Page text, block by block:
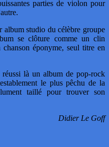
parties de violon pour
album studio du célèbre groupe
se clôture comme un clin
éponyme, seul titre en
là un album de pop-rock
le plus pêchu de la
taillé pour trouver son
Didier Le Goff